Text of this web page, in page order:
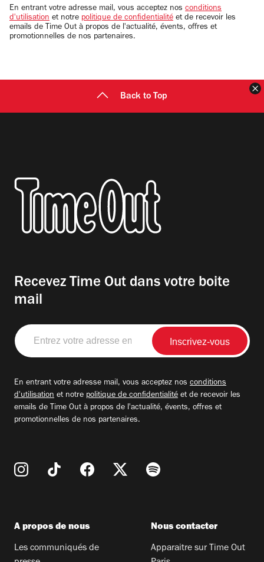
email
En entrant votre adresse mail, vous acceptez nos conditions
d'utilisation et notre politique de confidentialité et de recevoir les
emails de Time Out à propos de l'actualité, évents, offres et
promotionnelles de nos partenaires.
Back to Top
Recevez Time Out dans votre boite
mail
Entrez
votre
adresse
En entrant votre adresse mail, vous acceptez nos conditions
d'utilisation et notre politique de confidentialité et de recevoir les
emails de Time Out à propos de l'actualité, évents, offres et
promotionnelles de nos partenaires.
A propos de nous
Les communiqués de
Nous contacter
Apparaitre sur Time Out